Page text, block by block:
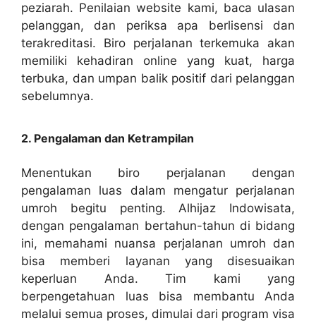
peziarah. Penilaian website kami, baca ulasan
pelanggan, dan periksa apa berlisensi dan
terakreditasi. Biro perjalanan terkemuka akan
memiliki kehadiran online yang kuat, harga
terbuka, dan umpan balik positif dari pelanggan
sebelumnya.
2. Pengalaman dan Ketrampilan
Menentukan biro perjalanan dengan
pengalaman luas dalam mengatur perjalanan
umroh begitu penting. Alhijaz Indowisata,
dengan pengalaman bertahun-tahun di bidang
ini, memahami nuansa perjalanan umroh dan
bisa memberi layanan yang disesuaikan
keperluan Anda. Tim kami yang
berpengetahuan luas bisa membantu Anda
melalui semua proses, dimulai dari program visa